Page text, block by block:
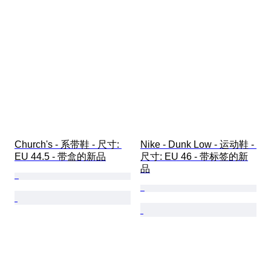
Church's - 系带鞋 - 尺寸:
EU 44.5 - 带盒的新品
Nike - Dunk Low - 运动鞋 -
尺寸: EU 46 - 带标签的新
品